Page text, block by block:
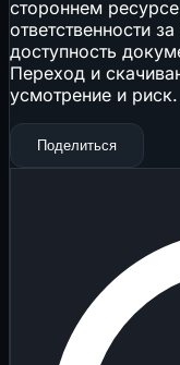
стороннем
ответственности
доступность
Переход и
усмотрение и риск.
Поделиться